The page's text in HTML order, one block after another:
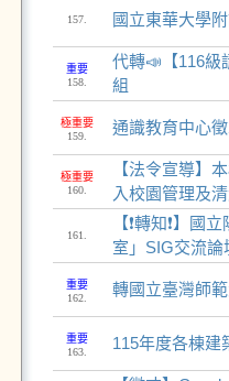
157. 國立東華大學
重要
158.
代轉📣【116級
組
極重要
159.
通識教育中心
極重要
160.
【法令宣導】
入校園管理及
161.
【❗轉知❗】
室」SIG交流論
重要
162.
轉國立臺灣師
重要
163.
115年度各棟建